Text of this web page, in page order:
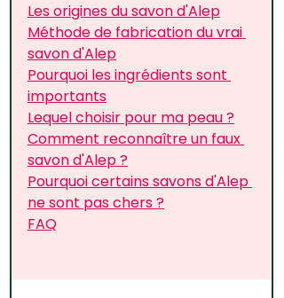
Les origines du savon d'Alep
Méthode de fabrication du vrai
savon d'Alep
Pourquoi les ingrédients sont
importants
Lequel choisir pour ma peau ?
Comment reconnaître un faux
savon d'Alep ?
Pourquoi certains savons d'Alep
ne sont pas chers ?
FAQ